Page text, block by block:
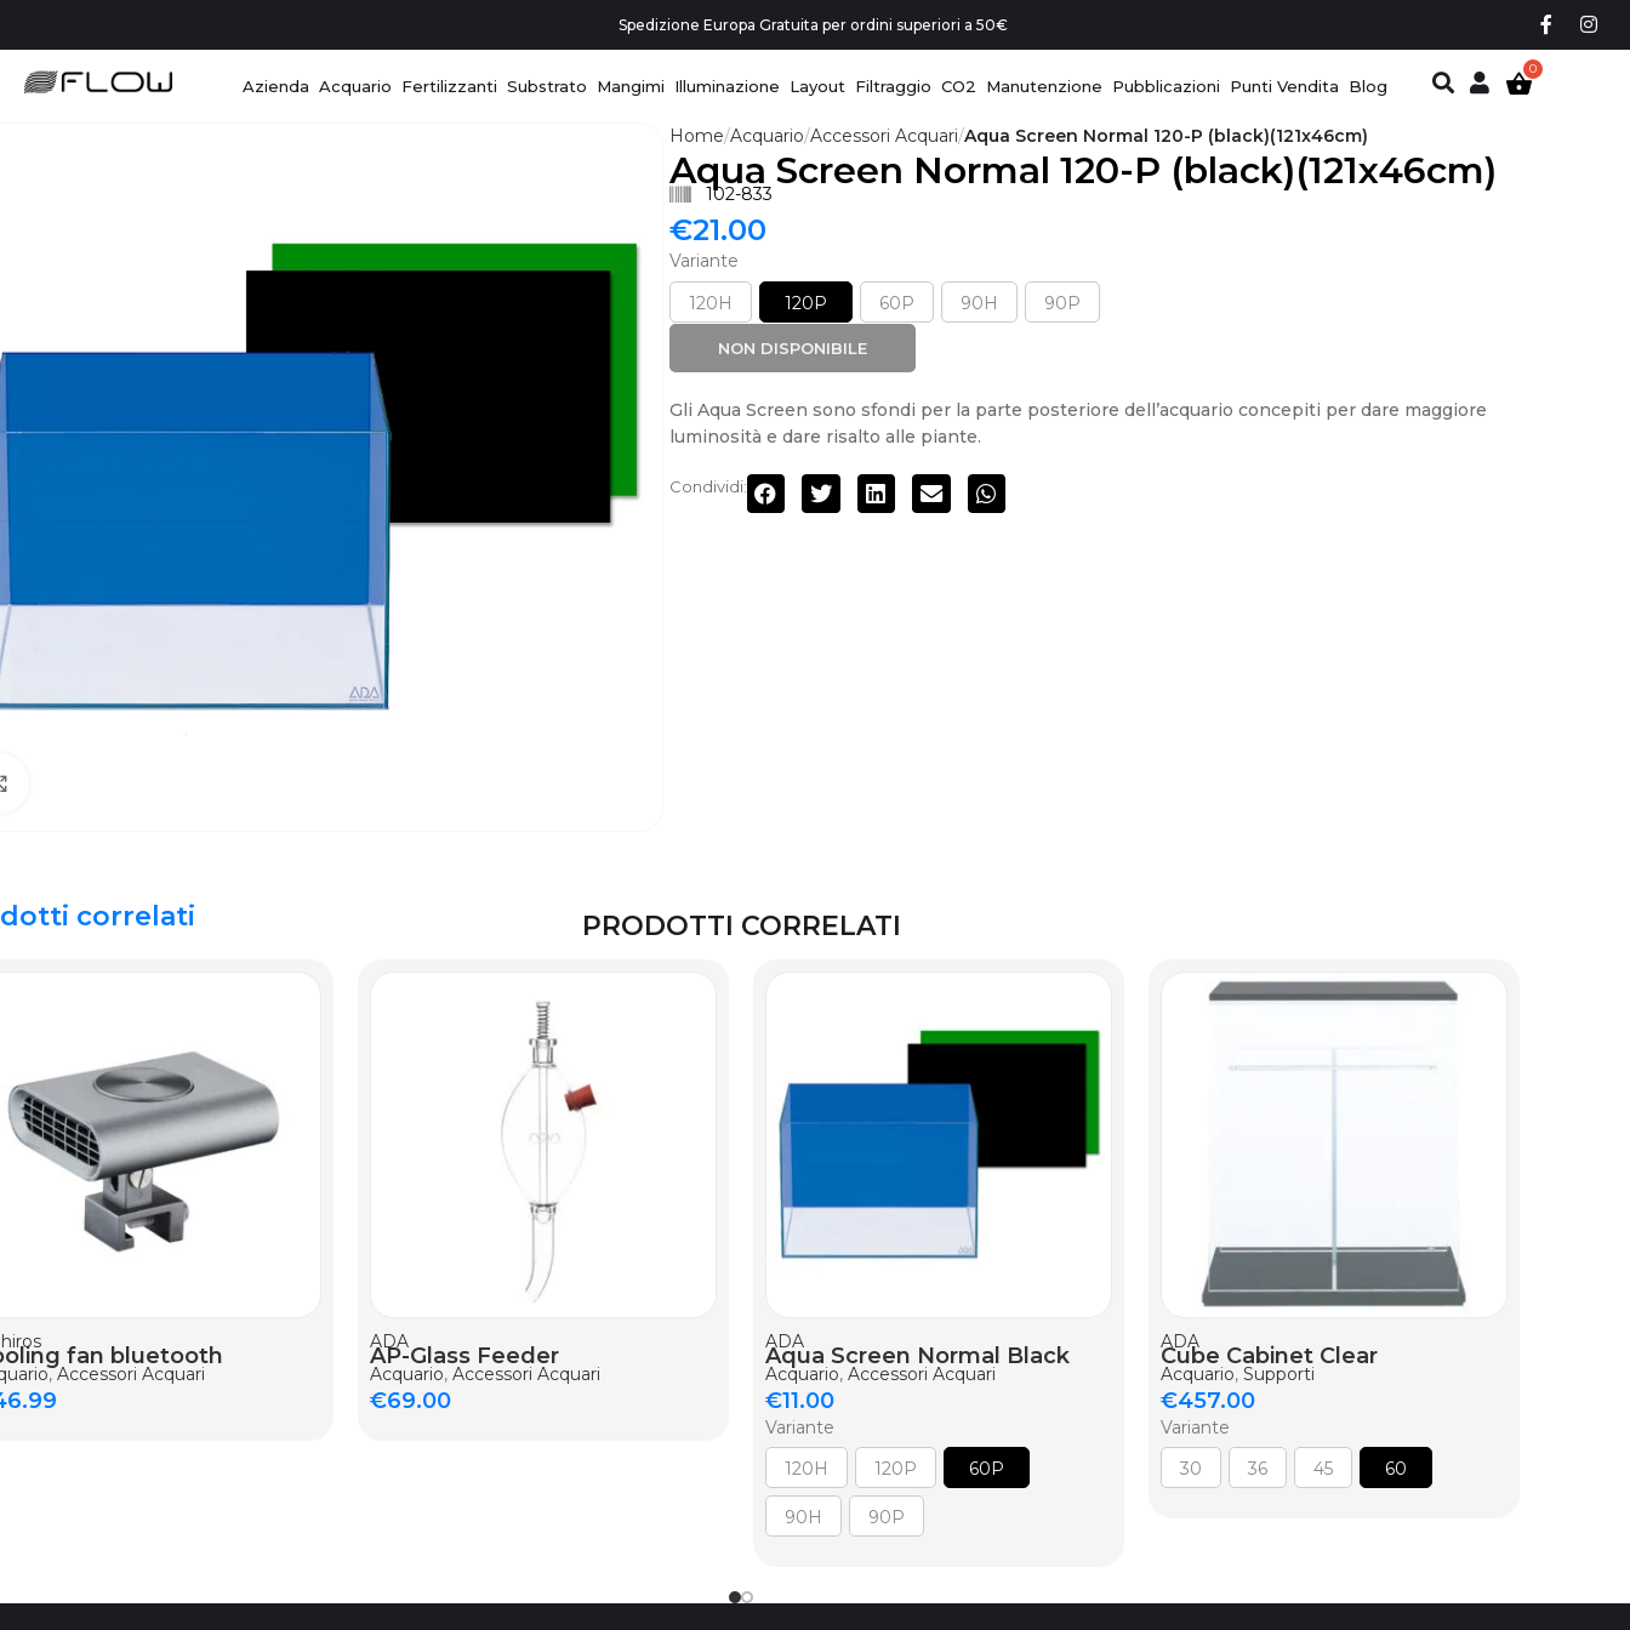
Spedizione Europa Gratuita per ordini superiori a 50€
Azienda Acquario Fertilizzanti Substrato Mangimi Illuminazione Layout Filtraggio CO2 Manutenzione Pubblicazioni Punti Vendita Blog
Home Acquario Accessori Acquari Aqua Screen Normal 120-P (black)(121x46cm)
Aqua Screen Normal 120-P (black)(121x46cm)
102-833
€21.00
Variante
120H
120P 60P 90H 90P
NON DISPONIBILE
Gli Aqua Screen sono sfondi per la parte posteriore dell’acquario concepiti per dare maggiore
luminosità e dare risalto alle piante.
Condividi:
PRODOTTI CORRELATI
correlati
fan bluetooth
,Accessori Acquari
ADA
AP-Glass Feeder
Acquario, Accessori Acquari
€69.00
ADA
Aqua Screen Normal Black
Acquario, Accessori Acquari
€11.00
Variante
120H
120P 60P
90H 90P
ADA
Cube Cabinet Clear
Acquario, Supporti
€457.00
Variante
30
36 45 60